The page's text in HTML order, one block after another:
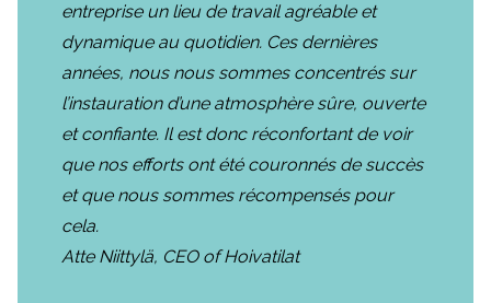
entreprise un lieu de travail agréable et
dynamique au quotidien. Ces dernières
années, nous nous sommes concentrés sur
l’instauration d’une atmosphère sûre, ouverte
et confiante. Il est donc réconfortant de voir
que nos efforts ont été couronnés de succès
et que nous sommes récompensés pour
cela.
Atte Niittylä, CEO of Hoivatilat